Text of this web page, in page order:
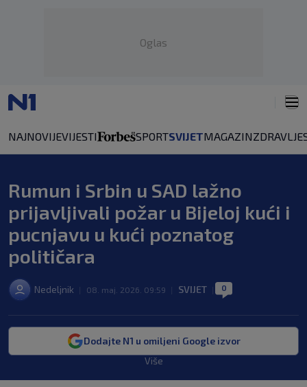
Oglas
NAJNOVIJEVIJESTI SPORTSVIJETMAGAZINZDRAVLJE
Rumun i Srbin u SAD lažno
prijavljivali požar u Bijeloj kući i
pucnjavu u kući poznatog
političara
Nedeljnik 08. maj. 2026. 09:59 SVIJET 0
Dodajte N1 u omiljeni Google izvor
Više